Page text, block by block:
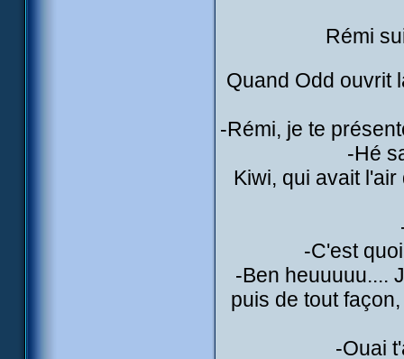
Rémi
Quand Odd ouvrit
-Rémi, je te
-Hé
Kiwi, qui avait
-C'est
-Ben heuuuuu....
puis de tout
-Ouai